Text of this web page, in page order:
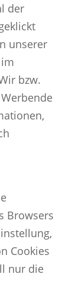
der
unserer
bzw.
Browsers
Cookies
nur die